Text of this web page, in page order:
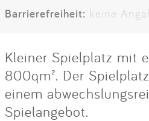
Barrierefreiheit: keine
Kleiner Spielplatz mit
800qm². Der
einem
Spielangebot.